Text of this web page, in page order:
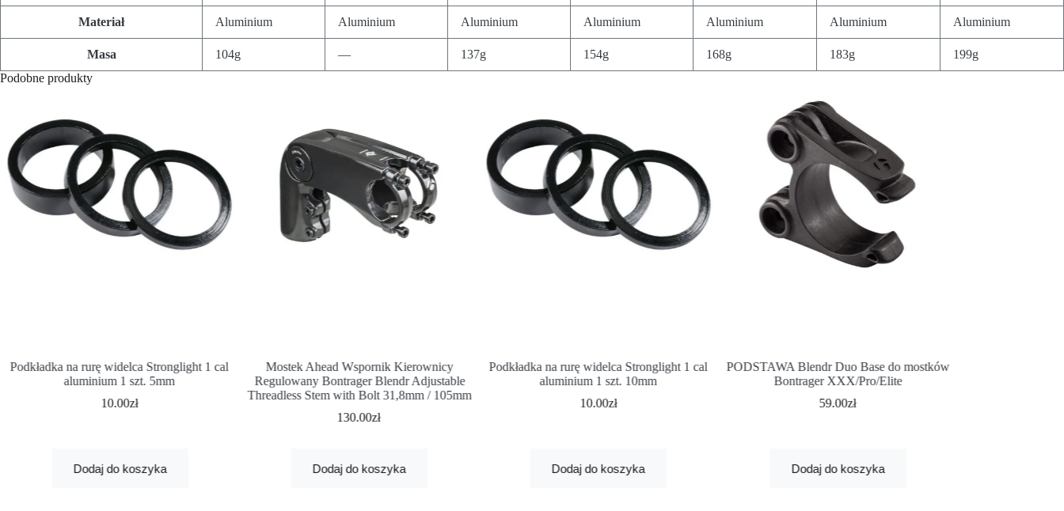
Materiał Aluminium Aluminium Aluminium Aluminium Aluminium Aluminium Aluminium
Masa 104g — 137g 154g 168g 183g
199g
Podobne produkty
Podkładka na rurę widelca Stronglight 1 cal
aluminium 1 szt. 5mm
10.00zł
Dodaj do koszyka
Mostek Ahead Wspornik Kierownicy
Regulowany Bontrager Blendr Adjustable
Threadless Stem with Bolt 31,8mm / 105mm
130.00zł
Dodaj do koszyka
Podkładka na rurę widelca Stronglight 1 cal
aluminium 1 szt. 10mm
10.00zł
Dodaj do koszyka
PODSTAWA Blendr Duo Base do mostków
Bontrager XXX/Pro/Elite
59.00zł
Dodaj do koszyka